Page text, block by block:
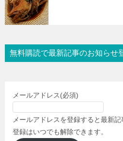
無料購読で最新記事のお知らせ
メールアドレス(必須)
メールアドレスを登録すると最新記
登録はいつでも解除できます。